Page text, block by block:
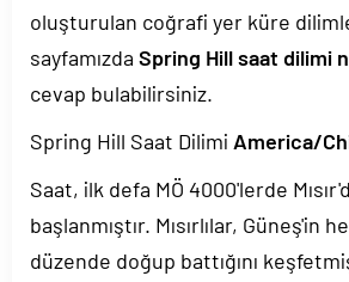
oluşturulan coğrafi yer küre
sayfamızda Spring Hill saat dilimi
cevap bulabilirsiniz.
Spring Hill Saat Dilimi America/
Saat, ilk defa MÖ 4000'lerde
başlanmıştır. Mısırlılar, Güneş'in
düzende doğup battığını